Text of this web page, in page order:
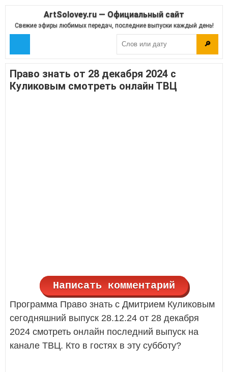
ArtSolovey.ru — Официальный сайт
Свежие эфиры любимых передач, последние выпуски каждый день!
🔎
Право знать от 28 декабря 2024 с
Куликовым смотреть онлайн ТВЦ
Написать комментарий
Программа Право знать с Дмитрием Куликовым
сегодняшний выпуск 28.12.24 от 28 декабря
2024 смотреть онлайн последний выпуск на
канале ТВЦ. Кто в гостях в эту субботу?